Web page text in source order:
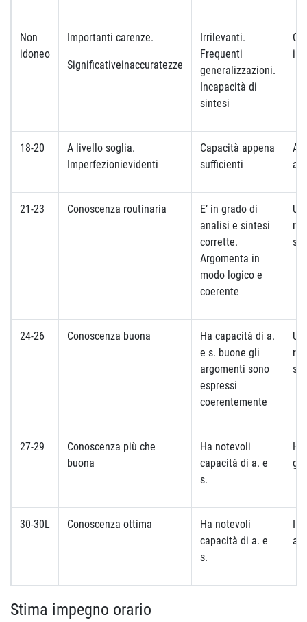
Non
idoneo
Importanti carenze.
Significativeinaccuratezze
Irrilevanti.
Frequenti
generalizzazioni.
Incapacità di
sintesi
18-20
A livello soglia.
Imperfezionievidenti
Capacità appena
sufficienti
21-23 Conoscenza routinaria
E’ in grado di
analisi e sintesi
corrette.
Argomenta in
modo logico e
coerente
24-26 Conoscenza buona
Ha capacità di a.
e s. buone gli
argomenti sono
espressi
coerentemente
27-29
Conoscenza più che
buona
Ha notevoli
capacità di a. e
s.
gli
30-30L Conoscenza ottima
Ha notevoli
capacità di a. e
s.
Stima impegno orario